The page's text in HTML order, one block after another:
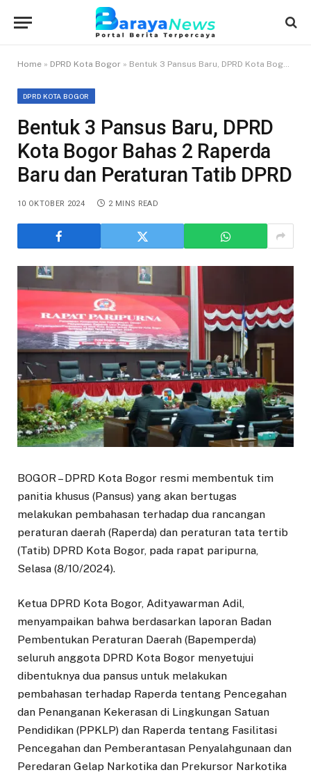
Home » DPRD Kota Bogor » Bentuk 3 Pansus Baru, DPRD Kota Bogor Bahas 2 Raperda Baru dan Peraturan Tatib DPRD
DPRD KOTA BOGOR
Bentuk 3 Pansus Baru, DPRD
Kota Bogor Bahas 2 Raperda
Baru dan Peraturan Tatib DPRD
10 OKTOBER 2024 2 MINS READ
BOGOR – DPRD Kota Bogor resmi membentuk tim
panitia khusus (Pansus) yang akan bertugas
melakukan pembahasan terhadap dua rancangan
peraturan daerah (Raperda) dan peraturan tata tertib
(Tatib) DPRD Kota Bogor, pada rapat paripurna,
Selasa (8/10/2024).
Ketua DPRD Kota Bogor, Adityawarman Adil,
menyampaikan bahwa berdasarkan laporan Badan
Pembentukan Peraturan Daerah (Bapemperda)
seluruh anggota DPRD Kota Bogor menyetujui
dibentuknya dua pansus untuk melakukan
pembahasan terhadap Raperda tentang Pencegahan
dan Penanganan Kekerasan di Lingkungan Satuan
Pendidikan (PPKLP) dan Raperda tentang Fasilitasi
Pencegahan dan Pemberantasan Penyalahgunaan dan
Peredaran Gelap Narkotika dan Prekursor Narkotika